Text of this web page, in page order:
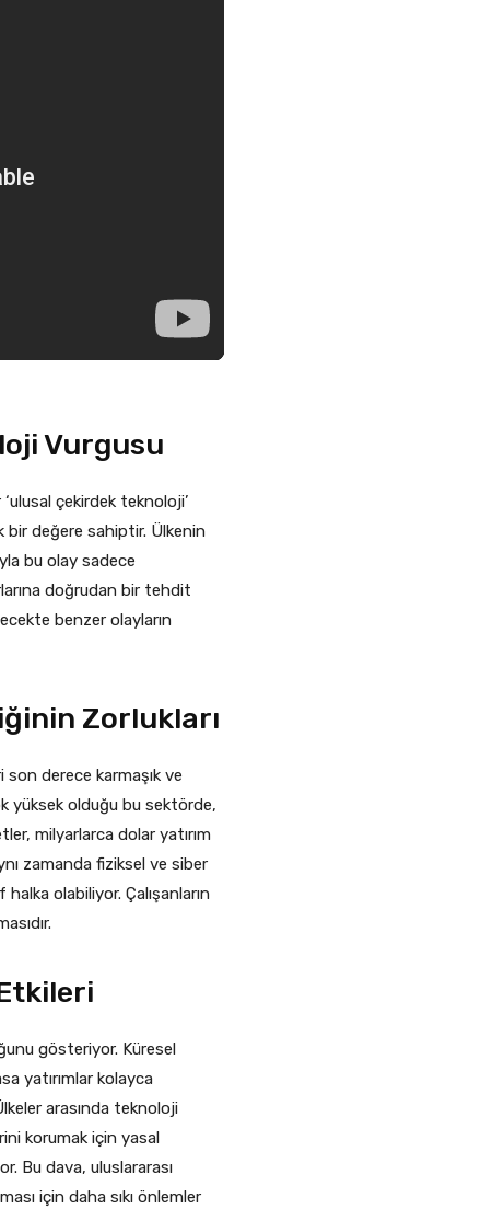
Vurgusu
çekirdek teknoloji’
bir değere sahiptir. Ülkenin
bu olay sadece
doğrudan bir tehdit
benzer olayların
Zorlukları
derece karmaşık ve
yüksek olduğu bu sektörde,
milyarlarca dolar yatırım
zamanda fiziksel ve siber
olabiliyor. Çalışanların
gösteriyor. Küresel
yatırımlar kolayca
arasında teknoloji
korumak için yasal
Bu dava, uluslararası
için daha sıkı önlemler